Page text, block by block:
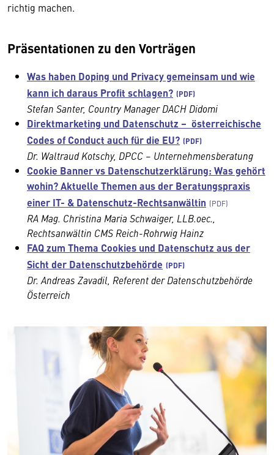
richtig machen.
Präsentationen zu den Vorträgen
Was haben Doping und Privacy gemeinsam und wie
kann ich daraus Profit schlagen?
Stefan Santer, Country Manager DACH Didomi
Direktmarketing und Datenschutz – österreichische
Codes of Conduct auch für die EU?
Dr. Waltraud Kotschy, DPCC – Unternehmensberatung
Cookie Banner vs Datenschutzerklärung: Was gehört
wohin? Aktuelle Themen aus der Beratungspraxis
einer IT- & Datenschutz-Rechtsanwältin
RA Mag. Christina Maria Schwaiger, LLB.oec.,
Rechtsanwältin CMS Reich-Rohrwig Hainz
FAQ zum Thema Cookies und Datenschutz aus der
Sicht der Datenschutzbehörde
Dr. Andreas Zavadil, Referent der Datenschutzbehörde
Österreich